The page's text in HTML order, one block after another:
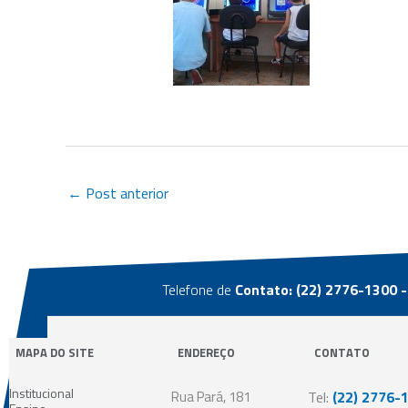
← Post anterior
Telefone de Contato: (22) 2776-1300
MAPA DO SITE
Institucional
ENDEREÇO
Rua Pará, 181
CONTATO
Tel: (22) 2776-